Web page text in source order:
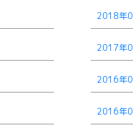
2018年
2017年
2016年
2016年